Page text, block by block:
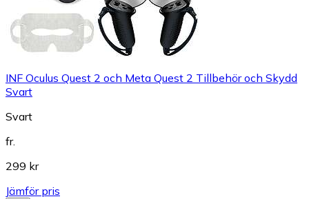
INF Oculus Quest 2 och Meta Quest 2 Tillbehör och Skydd
Svart
Svart
fr.
299 kr
Jämför pris